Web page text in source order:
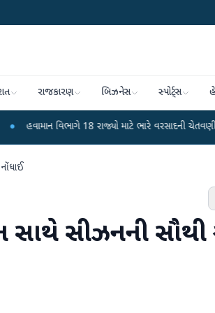
રાજકારણ બિઝનેસ સ્પોર્ટ્સ
18 રાજ્યો માટે ભારે વરસાદની ચેતવણી જારી કરી ●
સાથે સીઝનની